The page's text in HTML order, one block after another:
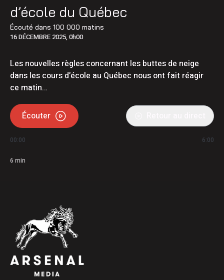
d’école du Québec
Écouté dans 100 000 matins
16 DÉCEMBRE 2025, 0h00
Les nouvelles règles concernant les buttes de neige
dans les cours d’école au Québec nous ont fait réagir
ce matin…
Écouter
00:00 6:00
6 min